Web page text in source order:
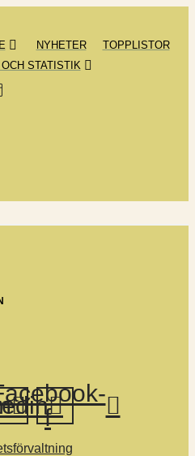
NYHETER
TOPPLISTOR
STATISTIK
f